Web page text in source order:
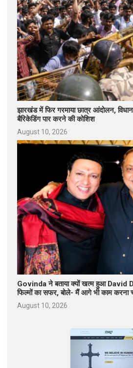
झारखंड में फिर गरमाया छात्र आंदोलन,
बैरिकेडिंग पार करने की कोशिश
August 10, 2026
Govinda ने बताया क्यों खत्म हुआ David
फिल्मों का सफर, बोले- मैं आगे भी काम करना
August 10, 2026